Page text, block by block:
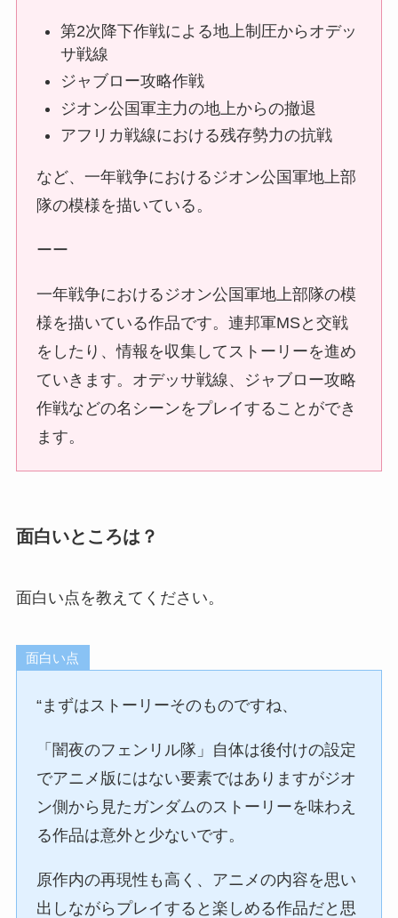
第2次降下作戦による地上制圧からオデッ
サ戦線
ジャブロー攻略作戦
ジオン公国軍主力の地上からの撤退
アフリカ戦線における残存勢力の抗戦
など、一年戦争におけるジオン公国軍地上部
隊の模様を描いている。
ーー
一年戦争におけるジオン公国軍地上部隊の模
様を描いている作品です。連邦軍MSと交戦
をしたり、情報を収集してストーリーを進め
ていきます。オデッサ戦線、ジャブロー攻略
作戦などの名シーンをプレイすることができ
ます。
面白いところは？
面白い点を教えてください。
面白い点
“まずはストーリーそのものですね、
「闇夜のフェンリル隊」自体は後付けの設定
でアニメ版にはない要素ではありますがジオ
ン側から見たガンダムのストーリーを味わえ
る作品は意外と少ないです。
原作内の再現性も高く、アニメの内容を思い
出しながらプレイすると楽しめる作品だと思